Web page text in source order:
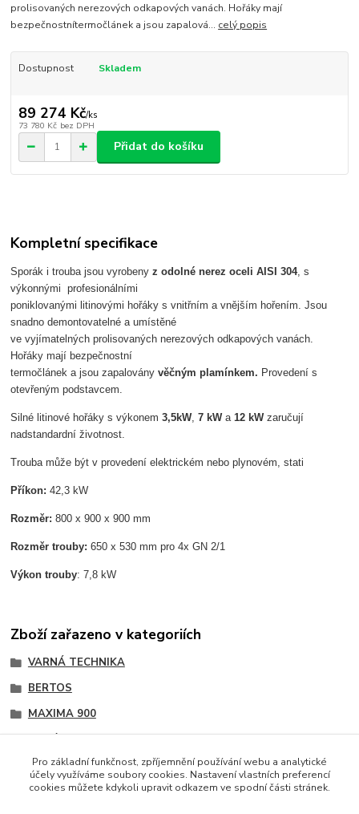
prolisovaných nerezových odkapových vanách. Hořáky mají
bezpečnostnítermočlánek a jsou zapalová... celý popis
Dostupnost Skladem
89 274 Kč/ks
73 780 Kč bez DPH
Přidat do košíku
Kompletní specifikace
Sporák i trouba jsou vyrobenyz odolné nerez oceli AISI 304, s
výkonnými profesionálními
poniklovanými litinovými hořáky s vnitřním a vnějším hořením. Jsou
snadno demontovatelné a umístěné
ve vyjímatelných prolisovaných nerezových odkapových vanách.
Hořáky mají bezpečnostní
termočlánek a jsou zapaloványvěčným plamínkem. Provedení s
otevřeným podstavcem.
Silné litinové hořáky s výkonem3,5kW,7 kWa12 kWzaručují
nadstandardní životnost.
Trouba může být v provedení elektrickém nebo plynovém, stati
Příkon: 42,3 kW
Rozměr: 800 x 900 x 900 mm
Rozměr trouby: 650 x 530 mm pro 4x GN 2/1
Výkon trouby: 7,8 kW
Zboží zařazeno v kategoriích
VARNÁ TECHNIKA
BERTOS
MAXIMA 900
Sporáky
Pro základní funkčnost, zpříjemnění používání webu a analytické
účely využíváme soubory cookies. Nastavení vlastních preferencí
cookies můžete kdykoli upravit odkazem ve spodní části stránek.